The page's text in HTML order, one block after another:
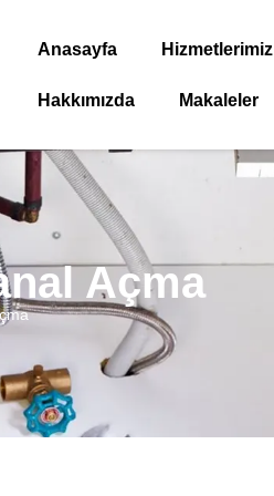
Anasayfa Hizmetlerimiz
Hakkımızda Makaleler
Açma